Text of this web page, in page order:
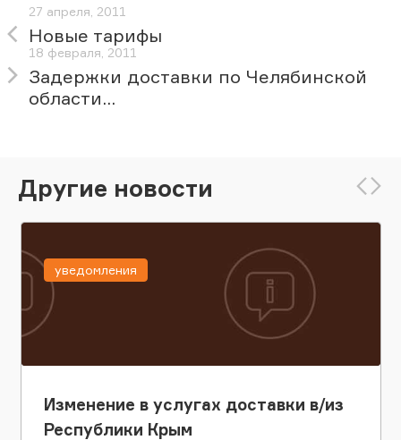
27 апреля, 2011
Новые тарифы
18 февраля, 2011
Задержки доставки по Челябинской
области...
Другие новости
Изменение в услугах доставки в/из
Республики Крым
уведомления